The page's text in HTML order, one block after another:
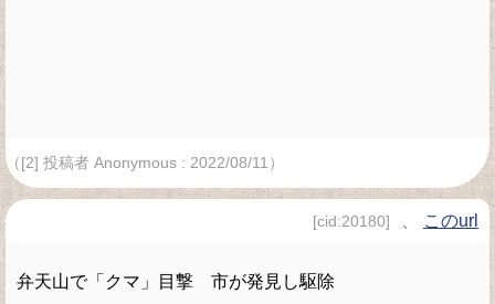
（[2] 投稿者 Anonymous : 2022/08/11）
[cid:20180] このurl
弁天山で「クマ」目撃 市が発見し駆除